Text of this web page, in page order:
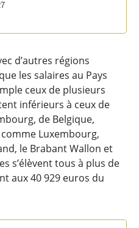
d’autres régions
les salaires au Pays
ceux de plusieurs
inférieurs à ceux de
de Belgique,
comme Luxembourg,
le Brabant Wallon et
s’élèvent tous à plus de
aux 40 929 euros du